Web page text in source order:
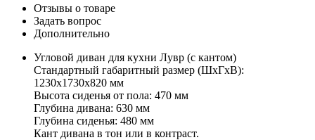
Отзывы о товаре
Задать вопрос
Дополнительно
Угловой диван для кухни Лувр (с кантом)
Стандартный габаритный размер (ШхГхВ):
1230х1730х820 мм
Высота сиденья от пола: 470 мм
Глубина дивана: 630 мм
Глубина сиденья: 480 мм
Кант дивана в тон или в контраст.